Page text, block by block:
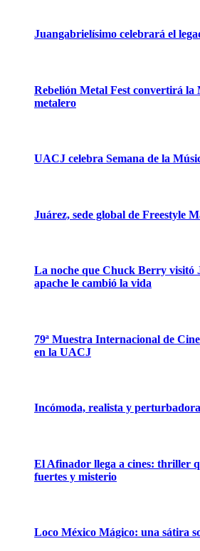
Juangabrielísimo celebrará el
Rebelión Metal Fest convertirá
metalero
UACJ celebra Semana de la
Juárez, sede global de Freestyle
La noche que Chuck Berry visitó
apache le cambió la vida
79ª Muestra Internacional de
en la UACJ
Incómoda, realista y
El Afinador llega a cines: thriller
fuertes y misterio
Loco México Mágico: una sátira